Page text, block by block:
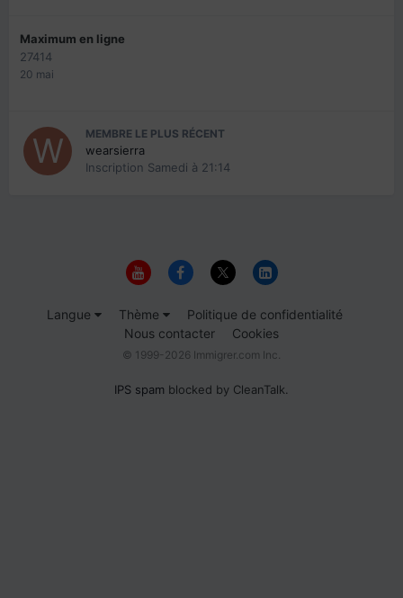
Maximum en ligne
27414
20 mai
MEMBRE LE PLUS RÉCENT
wearsierra
Inscription Samedi à 21:14
Langue Thème
Politique de confidentialité
Nous contacter
Cookies
© 1999-2026 Immigrer.com Inc.
IPS spam blocked by CleanTalk.